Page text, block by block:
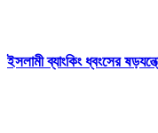
ইসলামী ব্যাংকিং ধ্বংসের